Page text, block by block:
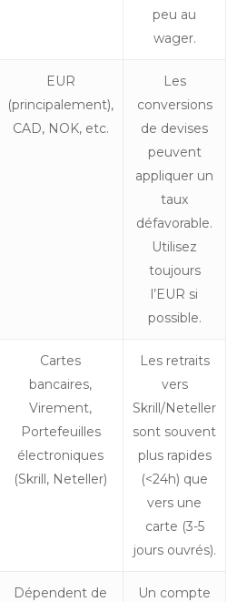
peu au
wager.
EUR
(principalement),
CAD, NOK, etc.
Les
conversions
de devises
peuvent
appliquer un
taux
défavorable.
Utilisez
toujours
l’EUR si
possible.
Cartes
bancaires,
Virement,
Portefeuilles
électroniques
(Skrill, Neteller)
Les retraits
vers
Skrill/Neteller
sont souvent
plus rapides
(<24h) que
vers une
carte (3-5
jours ouvrés).
Dépendent de
Un compte